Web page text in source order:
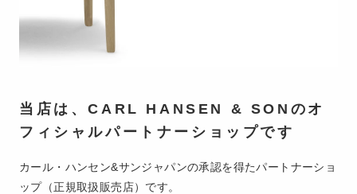
当店は、CARL HANSEN & SONのオ
フィシャルパートナーショップです
カール・ハンセン&サンジャパンの承認を得たパートナーショ
ップ（正規取扱販売店）です。